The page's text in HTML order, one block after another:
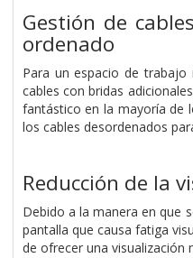
Gestión de
ordenado
Para un espacio de
cables con bridas
fantástico en la mayoría de
los cables desordenados
Reducción de la
Debido a la manera en que
pantalla que causa fatiga
de ofrecer una visualización